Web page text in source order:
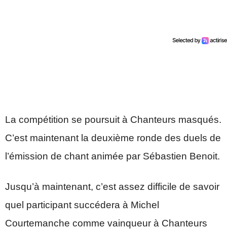
La compétition se poursuit à Chanteurs masqués.
C’est maintenant la deuxième ronde des duels de
l’émission de chant animée par Sébastien Benoit.
Jusqu’à maintenant, c’est assez difficile de savoir
quel participant succédera à Michel
Courtemanche comme vainqueur à Chanteurs